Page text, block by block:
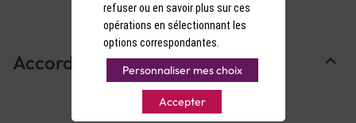
Accords Mets & Vins
refuser ou en savoir plus sur ces
opérations en sélectionnant les
options correspondantes.
Personnaliser mes choix
Accepter